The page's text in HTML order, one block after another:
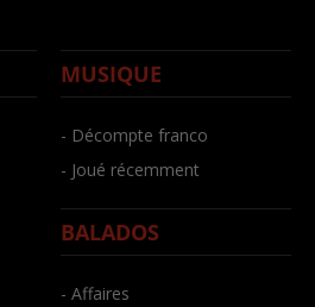
MUSIQUE
- Décompte franco
- Joué récemment
BALADOS
- Affaires